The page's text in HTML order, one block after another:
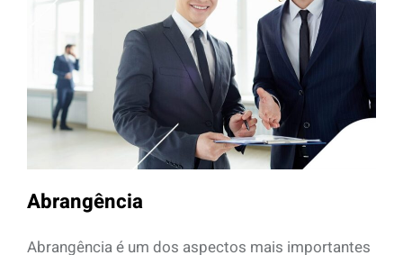
Abrangência
Abrangência é um dos aspectos mais importantes